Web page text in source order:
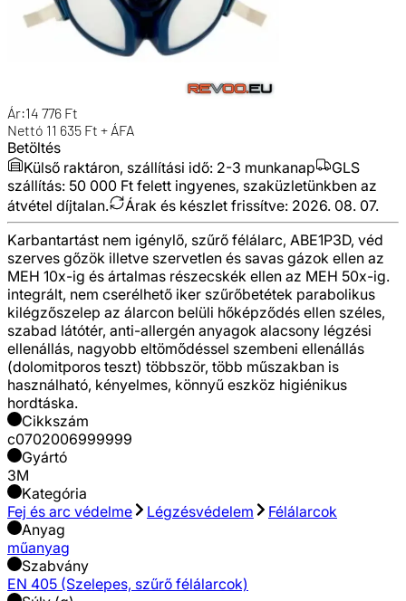
Ár:14 776 Ft
Nettó 11 635 Ft + ÁFA
Betöltés
Külső raktáron, szállítási idő: 2-3 munkanap
GLS
szállítás: 50 000 Ft felett ingyenes, szaküzletünkben az
átvétel díjtalan.
Árak és készlet frissítve: 2026. 08. 07.
Karbantartást nem igénylő, szűrő félálarc, ABE1P3D, véd
szerves gőzök illetve szervetlen és savas gázok ellen az
MEH 10x-ig és ártalmas részecskék ellen az MEH 50x-ig.
integrált, nem cserélhető iker szűrőbetétek parabolikus
kilégzőszelep az álarcon belüli hőképződés ellen széles,
szabad látótér, anti-allergén anyagok alacsony légzési
ellenállás, nagyobb eltömődéssel szembeni ellenállás
(dolomitporos teszt) többször, több műszakban is
használható, kényelmes, könnyű eszköz higiénikus
hordtáska.
Cikkszám
c0702006999999
Gyártó
3M
Kategória
Fej és arc védelme
Légzésvédelem
Félálarcok
Anyag
műanyag
Szabvány
EN 405 (Szelepes, szűrő félálarcok)